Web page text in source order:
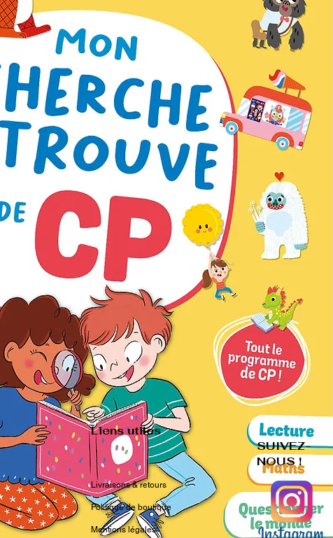
Liens utiles
SUIVEZ-
NOUS !
Livraisons & retours
Politique de boutique
Mentions légales